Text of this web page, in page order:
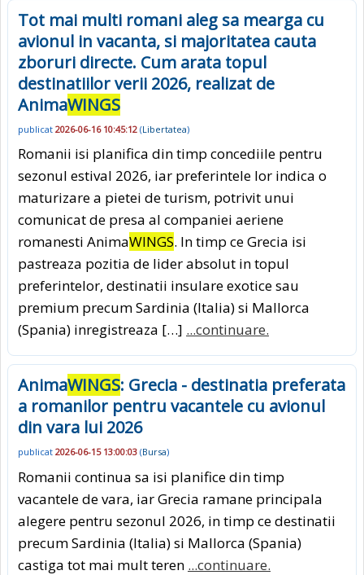
Tot mai multi romani aleg sa mearga cu
avionul in vacanta, si majoritatea cauta
zboruri directe. Cum arata topul
destinatiilor verii 2026, realizat de
AnimaWINGS
publicat 2026-06-16 10:45:12 (Libertatea)
Romanii isi planifica din timp concediile pentru
sezonul estival 2026, iar preferintele lor indica o
maturizare a pietei de turism, potrivit unui
comunicat de presa al companiei aeriene
romanesti AnimaWINGS. In timp ce Grecia isi
pastreaza pozitia de lider absolut in topul
preferintelor, destinatii insulare exotice sau
premium precum Sardinia (Italia) si Mallorca
(Spania) inregistreaza […] ...continuare.
AnimaWINGS: Grecia - destinatia preferata
a romanilor pentru vacantele cu avionul
din vara lui 2026
publicat 2026-06-15 13:00:03 (Bursa)
Romanii continua sa isi planifice din timp
vacantele de vara, iar Grecia ramane principala
alegere pentru sezonul 2026, in timp ce destinatii
precum Sardinia (Italia) si Mallorca (Spania)
castiga tot mai mult teren ...continuare.